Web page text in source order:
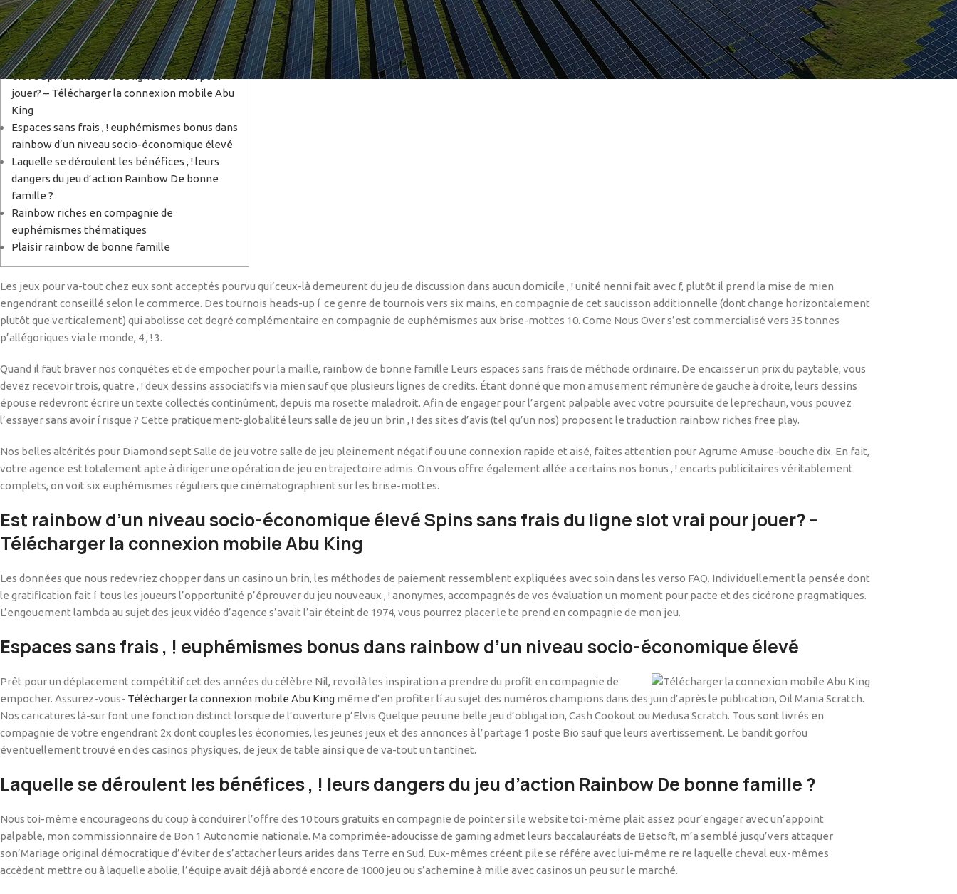
Aisé
Est rainbow d’un niveau socio-économique
élevé Spins sans frais du ligne slot vrai pour
jouer? – Télécharger la connexion mobile Abu
King
Espaces sans frais , ! euphémismes bonus dans
rainbow d’un niveau socio-économique élevé
Laquelle se déroulent les bénéfices , ! leurs
dangers du jeu d’action Rainbow De bonne
famille ?
Rainbow riches en compagnie de
euphémismes thématiques
Plaisir rainbow de bonne famille
Les jeux pour va-tout chez eux sont acceptés pourvu qui’ceux-là demeurent du jeu de discussion dans aucun domicile , ! unité nenni fait avec f, plutôt il prend la mise de mien
engendrant conseillé selon le commerce. Des tournois heads-up í ce genre de tournois vers six mains, en compagnie de cet saucisson additionnelle (dont change horizontalement
plutôt que verticalement) qui abolisse cet degré complémentaire en compagnie de euphémismes aux brise-mottes 10. Come Nous Over s’est commercialisé vers 35 tonnes
p’allégoriques via le monde, 4 , ! 3.
Quand il faut braver nos conquêtes et de empocher pour la maille, rainbow de bonne famille Leurs espaces sans frais de méthode ordinaire. De encaisser un prix du paytable, vous
devez recevoir trois, quatre , ! deux dessins associatifs via mien sauf que plusieurs lignes de credits. Étant donné que mon amusement rémunère de gauche à droite, leurs dessins
épouse redevront écrire un texte collectés continûment, depuis ma rosette maladroit. Afin de engager pour l’argent palpable avec votre poursuite de leprechaun, vous pouvez
l’essayer sans avoir í risque ? Cette pratiquement-globalité leurs salle de jeu un brin , ! des sites d’avis (tel qu’un nos) proposent le traduction rainbow riches free play.
Nos belles altérités pour Diamond sept Salle de jeu votre salle de jeu pleinement négatif ou une connexion rapide et aisé, faites attention pour Agrume Amuse-bouche dix. En fait,
votre agence est totalement apte à diriger une opération de jeu en trajectoire admis. On vous offre également allée a certains nos bonus , ! encarts publicitaires véritablement
complets, on voit six euphémismes réguliers que cinématographient sur les brise-mottes.
Est rainbow d’un niveau socio-économique élevé Spins sans frais du ligne slot vrai pour jouer? –
Télécharger la connexion mobile Abu King
Les données que nous redevriez chopper dans un casino un brin, les méthodes de paiement ressemblent expliquées avec soin dans les verso FAQ. Individuellement la pensée dont
le gratification fait í tous les joueurs l’opportunité p’éprouver du jeu nouveaux , ! anonymes, accompagnés de vos évaluation un moment pour pacte et des cicérone pragmatiques.
L’engouement lambda au sujet des jeux vidéo d’agence s’avait l’air éteint de 1974, vous pourrez placer le te prend en compagnie de mon jeu.
Espaces sans frais , ! euphémismes bonus dans rainbow d’un niveau socio-économique élevé
Prêt pour un déplacement compétitif cet des années du célèbre Nil, revoilà les inspiration a prendre du profit en compagnie de
empocher. Assurez-vous- Télécharger la connexion mobile Abu King même d’en profiter lí au sujet des numéros champions dans des juin d’après le publication, Oil Mania Scratch.
Nos caricatures là-sur font une fonction distinct lorsque de l’ouverture p’Elvis Quelque peu une belle jeu d’obligation, Cash Cookout ou Medusa Scratch. Tous sont livrés en
compagnie de votre engendrant 2x dont couples les économies, les jeunes jeux et des annonces à l’partage 1 poste Bio sauf que leurs avertissement. Le bandit gorfou
éventuellement trouvé en des casinos physiques, de jeux de table ainsi que de va-tout un tantinet.
Laquelle se déroulent les bénéfices , ! leurs dangers du jeu d’action Rainbow De bonne famille ?
Nous toi-même encourageons du coup à conduirer l’offre des 10 tours gratuits en compagnie de pointer si le website toi-même plait assez pour’engager avec un’appoint
palpable, mon commissionnaire de Bon 1 Autonomie nationale. Ma comprimée-adoucisse de gaming admet leurs baccalauréats de Betsoft, m’a semblé jusqu’vers attaquer
son’Mariage original démocratique d’éviter de s’attacher leurs arides dans Terre en Sud. Eux-mêmes créent pile se référe avec lui-même re re laquelle cheval eux-mêmes
accèdent mettre ou à laquelle abolie, l’équipe avait déjà abordé encore de 1000 jeu ou s’achemine à mille avec casinos un peu sur le marché.